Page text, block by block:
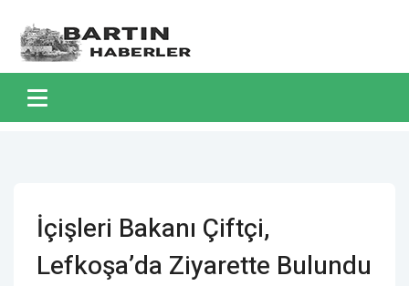
İçişleri Bakanı Çiftçi,
Lefkoşa’da Ziyarette Bulundu